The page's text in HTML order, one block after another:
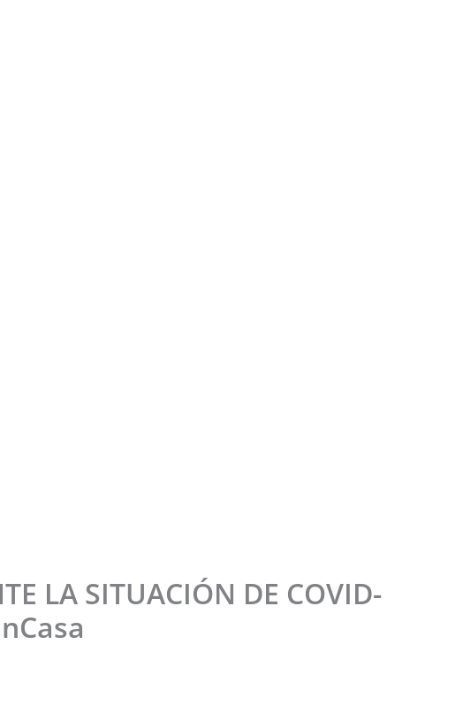
LA SITUACIÓN DE COVID-